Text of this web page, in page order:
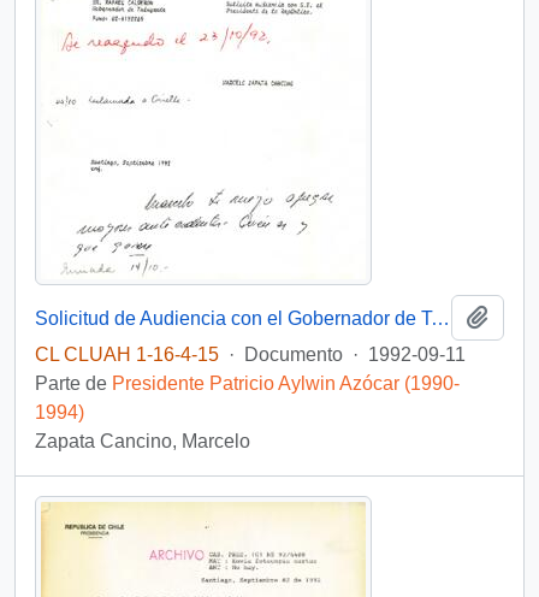
Solicitud de Audiencia con el Gobernador de Talagante
CL CLUAH 1-16-4-15 · Documento · 1992-09-11
Parte de Presidente Patricio Aylwin Azócar (1990-
1994)
Zapata Cancino, Marcelo